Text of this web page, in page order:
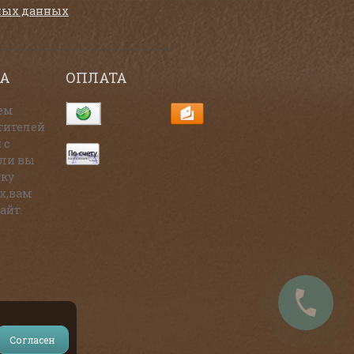
данных
с
вы
ОПЛАТА
на источник.
Согласен